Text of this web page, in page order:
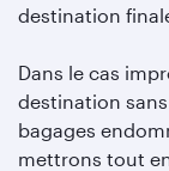
destination
Dans le cas
destination
bagages
mettrons tout